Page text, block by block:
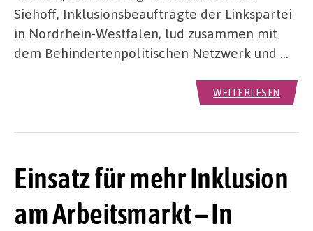
Siehoff, Inklusionsbeauftragte der Linkspartei
in Nordrhein-Westfalen, lud zusammen mit
dem Behindertenpolitischen Netzwerk und …
WEITERLESEN
Einsatz für mehr Inklusion
am Arbeitsmarkt – In